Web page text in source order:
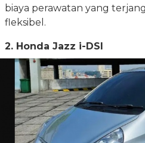
biaya perawatan yang
fleksibel.
2. Honda Jazz i-DSI